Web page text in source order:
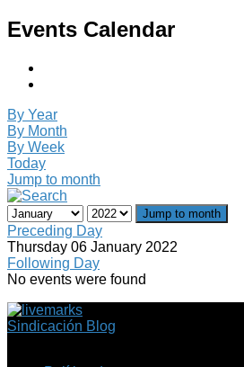
Events Calendar
By Year
By Month
By Week
Today
Jump to month
Jump to month
Preceding Day
Thursday 06 January 2022
Following Day
No events were found
Sindicación Blog